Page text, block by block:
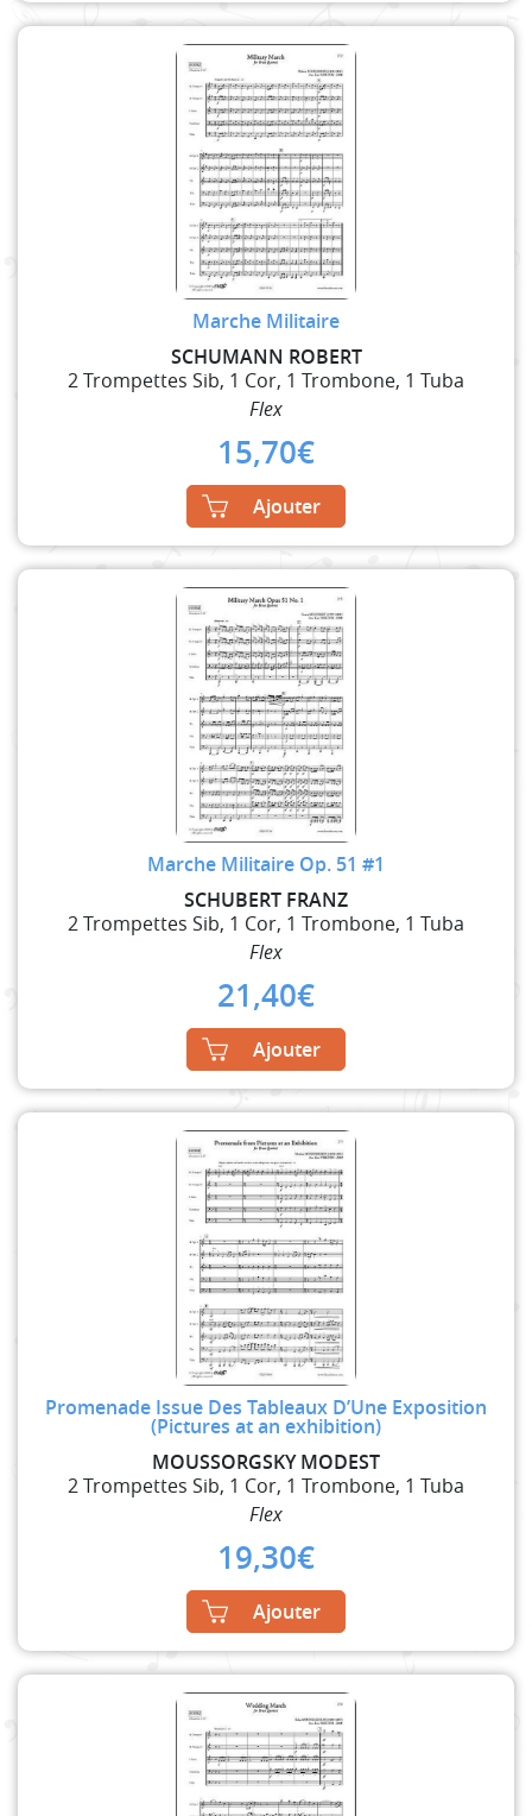
Marche Militaire
SCHUMANN ROBERT
2 Trompettes Sib, 1 Cor, 1 Trombone, 1 Tuba
Flex
15,70€
Ajouter
Marche Militaire Op. 51 #1
SCHUBERT FRANZ
2 Trompettes Sib, 1 Cor, 1 Trombone, 1 Tuba
Flex
21,40€
Ajouter
Promenade Issue Des Tableaux D’Une Exposition
(Pictures at an exhibition)
MOUSSORGSKY MODEST
2 Trompettes Sib, 1 Cor, 1 Trombone, 1 Tuba
Flex
19,30€
Ajouter